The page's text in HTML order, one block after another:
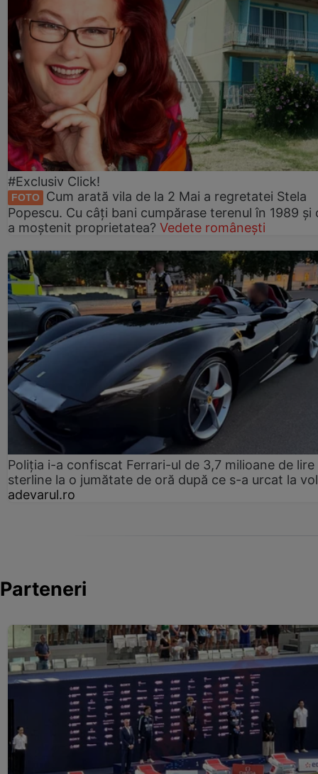
#Exclusiv Click!
FOTO
Cum arată vila de la 2 Mai a regretatei Stela
Popescu. Cu câți bani cumpărase terenul în 1989 și
a moștenit proprietatea? Vedete românești
Poliția i-a confiscat Ferrari-ul de 3,7 milioane de lire
sterline la o jumătate de oră după ce s-a urcat la
adevarul.ro
Parteneri